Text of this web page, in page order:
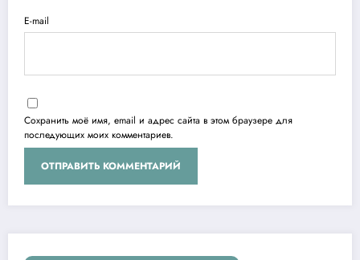
E-mail
Сохранить моё имя, email и адрес сайта в этом браузере для
последующих моих комментариев.